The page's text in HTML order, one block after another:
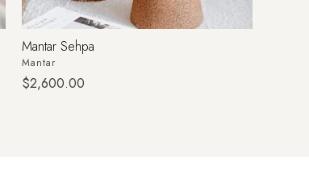
Mantar Sehpa
Mantar
$2,600.00